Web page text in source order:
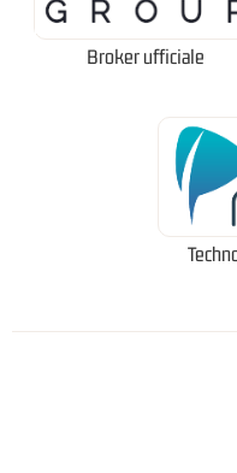
Broker ufficiale